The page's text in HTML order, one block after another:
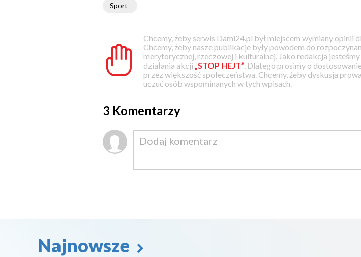
Sport
Chcemy, żeby serwis Dami24.pl był miejscem wymiany
Chcemy, żeby nasze publikacje były powodem do
merytorycznej, rzeczowej i kulturalnej. Jako redakcja
działania akcji „STOP HEJT” . Dlatego prosimy o
przez większość społeczeństwa. Chcemy, żeby dyskusja
uczuć osób wspominanych w tych wpisach.
3 Komentarzy
Najnowsze